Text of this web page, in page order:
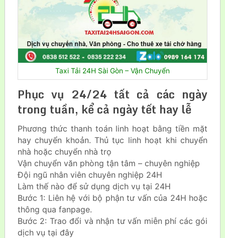
Taxi Tải 24H Sài Gòn – Vận Chuyển
Phục vụ 24/24 tất cả các ngày
trong tuần, kể cả ngày tết hay lễ
Phương thức thanh toán linh hoạt bằng tiền mặt
hay chuyển khoản. Thủ tục linh hoạt khi chuyển
nhà hoặc chuyển nhà trọ
Vận chuyển văn phòng tận tâm – chuyên nghiệp
Đội ngũ nhân viên chuyên nghiệp 24H
Làm thế nào để sử dụng dịch vụ tại 24H
Bước 1: Liên hệ với bộ phận tư vấn của 24H hoặc
thông qua fanpage.
Bước 2: Trao đổi và nhận tư vấn miễn phí các gói
dịch vụ tại đây